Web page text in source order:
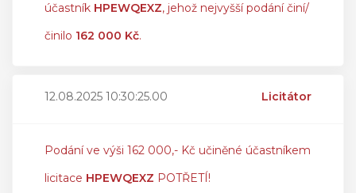
účastník HPEWQEXZ, jehož nejvyšší podání činí/
činilo 162 000 Kč.
12.08.2025 10:30:25.00 Licitátor
Podání ve výši 162 000,- Kč učiněné účastníkem
licitace HPEWQEXZ POTŘETÍ!